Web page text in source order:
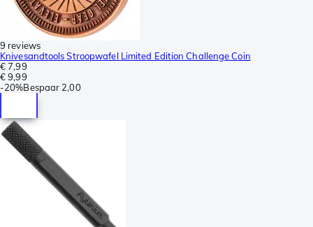
9 reviews
Knivesandtools Stroopwafel Limited Edition Challenge Coin
€ 7,99
€ 9,99
-20%Bespaar 2,00